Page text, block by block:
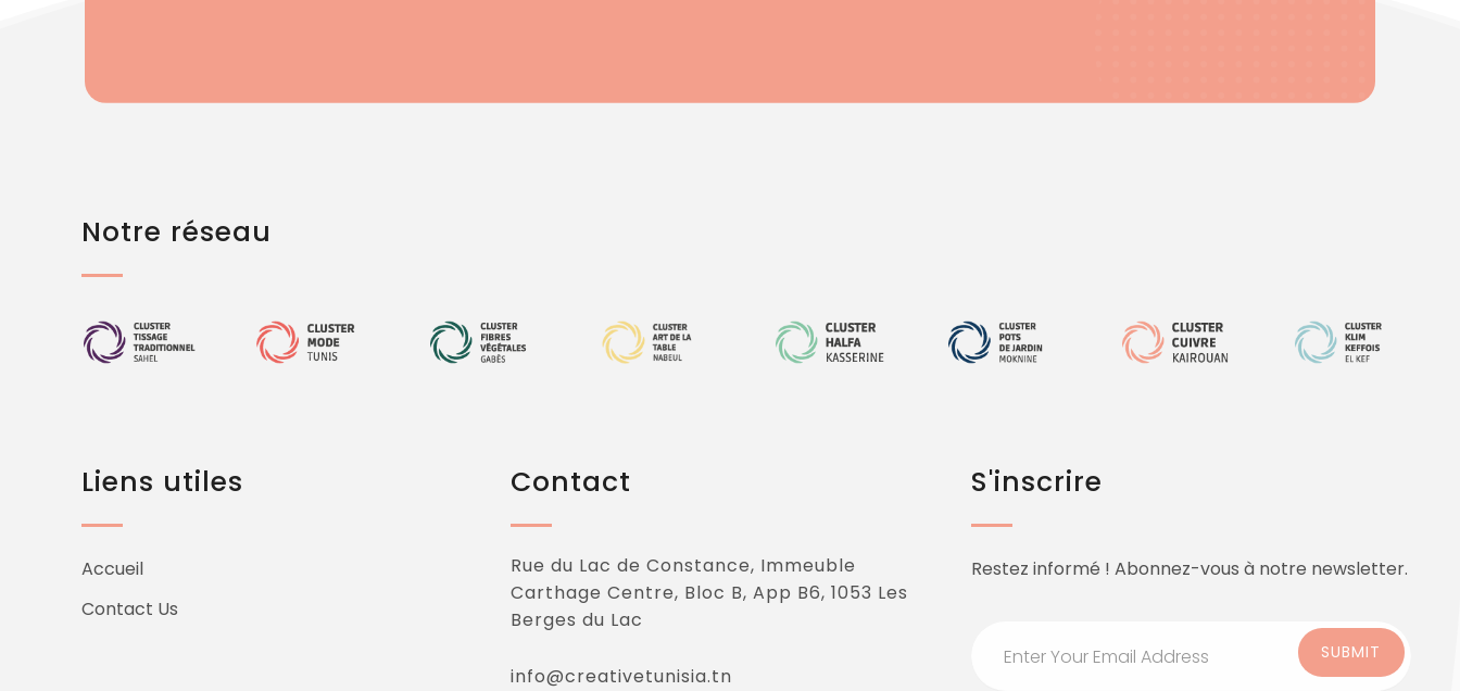
Notre réseau
Liens utiles
Accueil
Contact Us
Contact
Rue du Lac de Constance, Immeuble
Carthage Centre, Bloc B, App B6, 1053 Les
Berges du Lac
info@creativetunisia.tn
S'inscrire
Restez informé ! Abonnez-vous à notre newsletter.